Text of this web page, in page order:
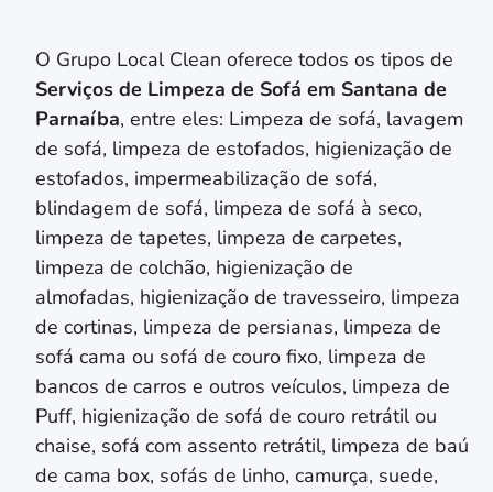
O Grupo Local Clean oferece todos os tipos de
Serviços de Limpeza de Sofá em Santana de
Parnaíba, entre eles: Limpeza de sofá, lavagem
de sofá, limpeza de estofados, higienização de
estofados, impermeabilização de sofá,
blindagem de sofá, limpeza de sofá à seco,
limpeza de tapetes, limpeza de carpetes,
limpeza de colchão, higienização de
almofadas, higienização de travesseiro, limpeza
de cortinas, limpeza de persianas, limpeza de
sofá cama ou sofá de couro fixo, limpeza de
bancos de carros e outros veículos, limpeza de
Puff, higienização de sofá de couro retrátil ou
chaise, sofá com assento retrátil, limpeza de baú
de cama box, sofás de linho, camurça, suede,